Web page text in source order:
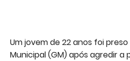
Um jovem de 22 anos foi
Municipal (GM) após agredir a